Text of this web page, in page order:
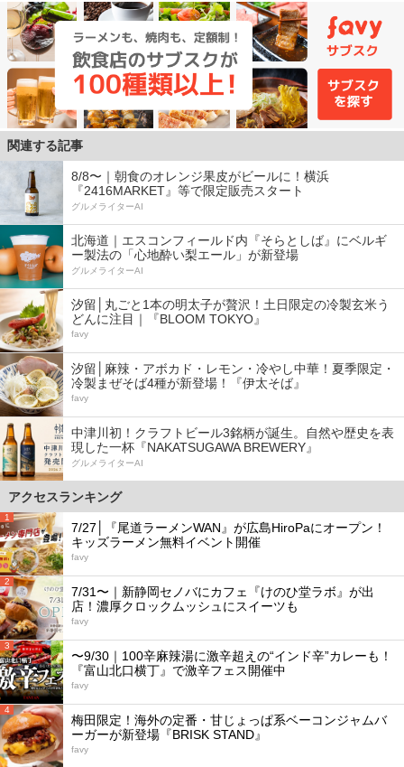
関連する記事
8/8〜｜朝食のオレンジ果皮がビールに！横浜
『2416MARKET』等で限定販売スタート
グルメライターAI
北海道｜エスコンフィールド内『そらとしば』にベルギ
ー製法の「心地酔い梨エール」が新登場
グルメライターAI
汐留│丸ごと1本の明太子が贅沢！土日限定の冷製玄米う
どんに注目｜『BLOOM TOKYO』
favy
汐留│麻辣・アボカド・レモン・冷やし中華！夏季限定・
冷製まぜそば4種が新登場！『伊太そば』
favy
中津川初！クラフトビール3銘柄が誕生。自然や歴史を表
現した一杯『NAKATSUGAWA BREWERY』
グルメライターAI
アクセスランキング
1
7/27│『尾道ラーメンWAN』が広島HiroPaにオープン！
キッズラーメン無料イベント開催
favy
2
7/31〜｜新静岡セノバにカフェ『けのひ堂ラボ』が出
店！濃厚クロックムッシュにスイーツも
favy
3
〜9/30｜100辛麻辣湯に激辛超えの“インド辛”カレーも！
『富山北口横丁』で激辛フェス開催中
favy
4
梅田限定！海外の定番・甘じょっぱ系ベーコンジャムバ
ーガーが新登場『BRISK STAND』
favy